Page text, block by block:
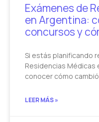
Exámenes de
en Argentina:
concursos y
Si estás planificando
Residencias Médicas
conocer cómo
LEER MÁS »